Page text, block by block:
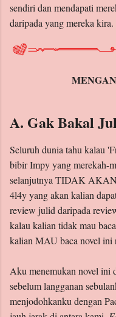
sendiri dan mendapati
daripada yang mereka kira.
A. Gak Bakal
Seluruh dunia tahu kalau
bibir Impy yang merekah-
selanjutnya TIDAK
4l4y yang akan kalian
review julid daripada
kalau kalian tidak mau
kalian MAU baca novel ini
Aku menemukan novel
sebelum langganan
menjodohkanku dengan